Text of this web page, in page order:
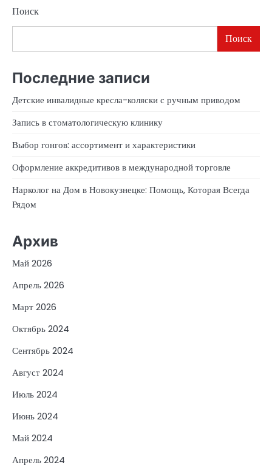
Поиск
Поиск
Последние записи
Детские инвалидные кресла-коляски с ручным приводом
Запись в стоматологическую клинику
Выбор гонгов: ассортимент и характеристики
Оформление аккредитивов в международной торговле
Нарколог на Дом в Новокузнецке: Помощь, Которая Всегда
Рядом
Архив
Май 2026
Апрель 2026
Март 2026
Октябрь 2024
Сентябрь 2024
Август 2024
Июль 2024
Июнь 2024
Май 2024
Апрель 2024